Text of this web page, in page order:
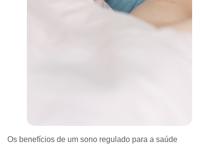
Os benefícios de um sono regulado para a saúde